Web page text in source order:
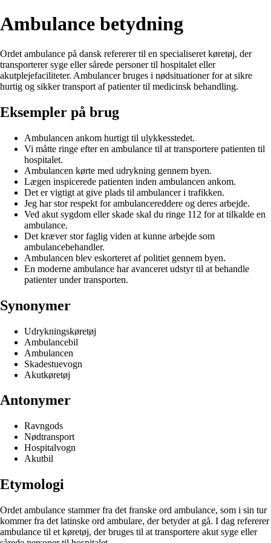
Ambulance betydning
Ordet ambulance på dansk refererer til en specialiseret køretøj, der
transporterer syge eller sårede personer til hospitalet eller
akutplejefaciliteter. Ambulancer bruges i nødsituationer for at sikre
hurtig og sikker transport af patienter til medicinsk behandling.
Eksempler på brug
Ambulancen ankom hurtigt til ulykkesstedet.
Vi måtte ringe efter en ambulance til at transportere patienten til
hospitalet.
Ambulancen kørte med udrykning gennem byen.
Lægen inspicerede patienten inden ambulancen ankom.
Det er vigtigt at give plads til ambulancer i trafikken.
Jeg har stor respekt for ambulancereddere og deres arbejde.
Ved akut sygdom eller skade skal du ringe 112 for at tilkalde en
ambulance.
Det kræver stor faglig viden at kunne arbejde som
ambulancebehandler.
Ambulancen blev eskorteret af politiet gennem byen.
En moderne ambulance har avanceret udstyr til at behandle
patienter under transporten.
Synonymer
Udrykningskøretøj
Ambulancebil
Ambulancen
Skadestuevogn
Akutkøretøj
Antonymer
Ravngods
Nødtransport
Hospitalvogn
Akutbil
Etymologi
Ordet ambulance stammer fra det franske ord ambulance, som i sin tur
kommer fra det latinske ord ambulare, der betyder at gå. I dag refererer
ambulance til et køretøj, der bruges til at transportere akut syge eller